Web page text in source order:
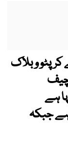
و بلاک
چیف
ہے
ہے جبکہ